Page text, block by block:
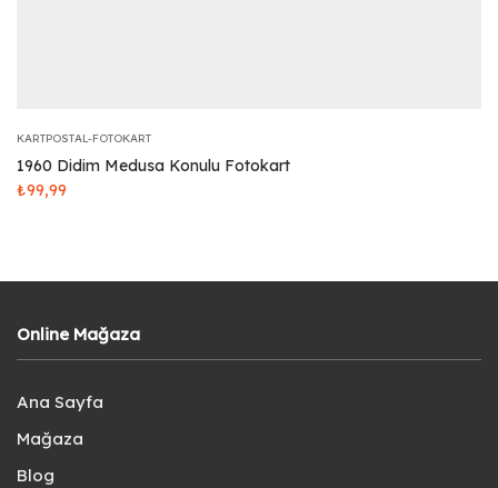
KARTPOSTAL-FOTOKART
1960 Didim Medusa Konulu Fotokart
₺99,99
Online Mağaza
Ana Sayfa
Mağaza
Blog